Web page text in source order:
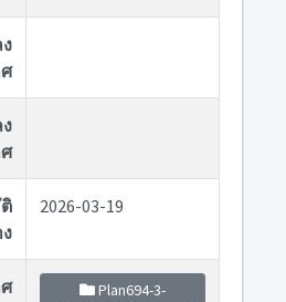
2026-03-19
Plan694-3-